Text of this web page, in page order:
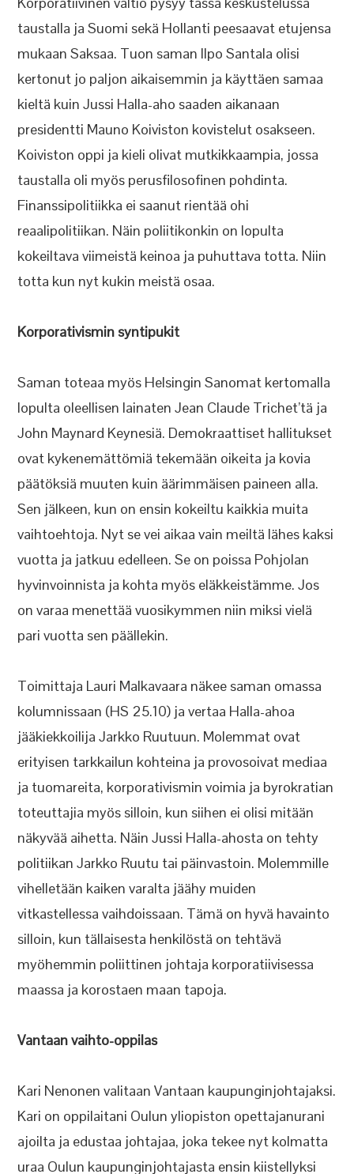
taustalla ja Suomi sekä Hollanti peesaavat etujensa
mukaan Saksaa. Tuon saman Ilpo Santala olisi
kertonut jo paljon aikaisemmin ja käyttäen samaa
kieltä kuin Jussi Halla-aho saaden aikanaan
presidentti Mauno Koiviston kovistelut osakseen.
Koiviston oppi ja kieli olivat mutkikkaampia, jossa
taustalla oli myös perusfilosofinen pohdinta.
Finanssipolitiikka ei saanut rientää ohi
reaalipolitiikan. Näin poliitikonkin on lopulta
kokeiltava viimeistä keinoa ja puhuttava totta. Niin
totta kun nyt kukin meistä osaa.
Korporativismin syntipukit
Saman toteaa myös Helsingin Sanomat kertomalla
lopulta oleellisen lainaten Jean Claude Trichet’tä ja
John Maynard Keynesiä. Demokraattiset hallitukset
ovat kykenemättömiä tekemään oikeita ja kovia
päätöksiä muuten kuin äärimmäisen paineen alla.
Sen jälkeen, kun on ensin kokeiltu kaikkia muita
vaihtoehtoja. Nyt se vei aikaa vain meiltä lähes kaksi
vuotta ja jatkuu edelleen. Se on poissa Pohjolan
hyvinvoinnista ja kohta myös eläkkeistämme. Jos
on varaa menettää vuosikymmen niin miksi vielä
pari vuotta sen päällekin.
Toimittaja Lauri Malkavaara näkee saman omassa
kolumnissaan (HS 25.10) ja vertaa Halla-ahoa
jääkiekkoilija Jarkko Ruutuun. Molemmat ovat
erityisen tarkkailun kohteina ja provosoivat mediaa
ja tuomareita, korporativismin voimia ja byrokratian
toteuttajia myös silloin, kun siihen ei olisi mitään
näkyvää aihetta. Näin Jussi Halla-ahosta on tehty
politiikan Jarkko Ruutu tai päinvastoin. Molemmille
vihelletään kaiken varalta jäähy muiden
vitkastellessa vaihdoissaan. Tämä on hyvä havainto
silloin, kun tällaisesta henkilöstä on tehtävä
myöhemmin poliittinen johtaja korporatiivisessa
maassa ja korostaen maan tapoja.
Vantaan vaihto-oppilas
Kari Nenonen valitaan Vantaan kaupunginjohtajaksi.
Kari on oppilaitani Oulun yliopiston opettajanurani
ajoilta ja edustaa johtajaa, joka tekee nyt kolmatta
uraa Oulun kaupunginjohtajasta ensin kiistellyksi